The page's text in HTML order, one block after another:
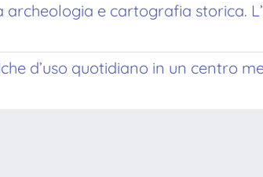
e cartografia storica.
d’uso quotidiano in un centro